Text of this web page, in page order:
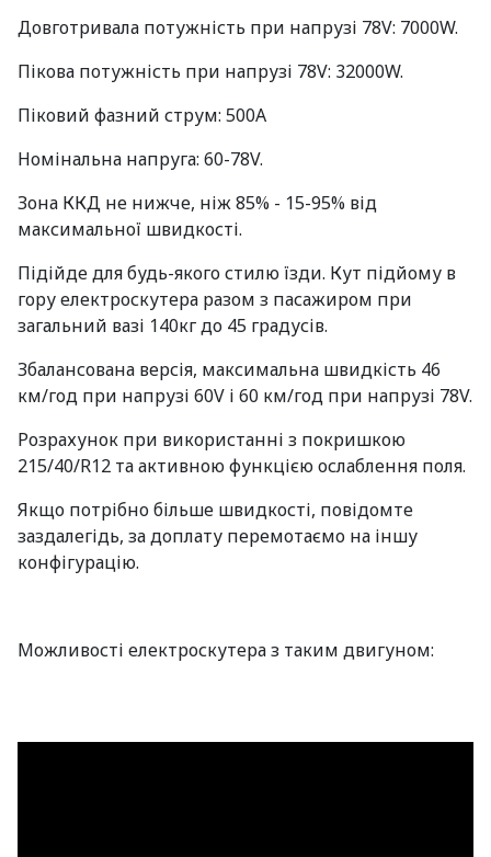
Довготривала потужність при напрузі 78V: 7000W.
Пікова потужність при напрузі 78V: 32000W.
Піковий фазний струм: 500А
Номінальна напруга: 60-78V.
Зона ККД не нижче, ніж 85% - 15-95% від
максимальної швидкості.
Підійде для будь-якого стилю їзди. Кут підйому в
гору електроскутера разом з пасажиром при
загальний вазі 140кг до 45 градусів.
Збалансована версія, максимальна швидкість 46
км/год при напрузі 60V і 60 км/год при напрузі 78V.
Розрахунок при використанні з покришкою
215/40/R12 та активною функцією ослаблення поля.
Якщо потрібно більше швидкості, повідомте
заздалегідь, за доплату перемотаємо на іншу
конфігурацію.
Можливості електроскутера з таким двигуном: